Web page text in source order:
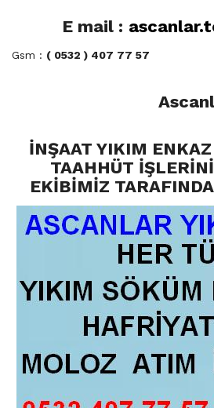
E mail :
Gsm : ( 0532 ) 407 77 57
İNŞAAT YIKIM
TAAHHÜT
EKİBİMİZ